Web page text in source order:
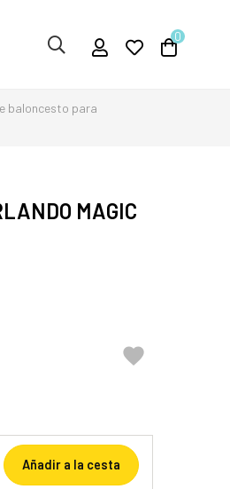
0
baloncesto para
MAGIC

Añadir a la cesta